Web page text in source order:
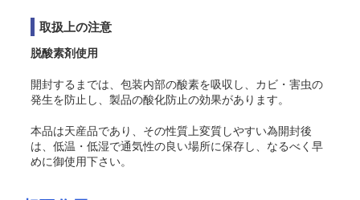
取扱上の注意
脱酸素剤使用
開封するまでは、包装内部の酸素を吸収し、カビ・害虫の
発生を防止し、製品の酸化防止の効果があります。
本品は天産品であり、その性質上変質しやすい為開封後
は、低温・低湿で通気性の良い場所に保存し、なるべく早
めに御使用下さい。